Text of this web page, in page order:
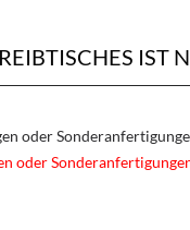
IST
oder
oder